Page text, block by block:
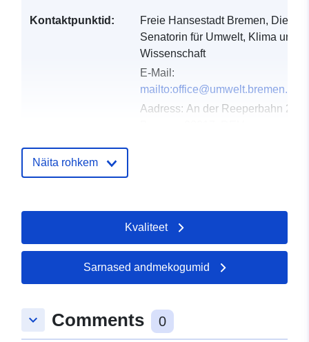
Kontaktpunktid:
Freie Hansestadt Bremen, Die
Senatorin für Umwelt, Klima und
Wissenschaft
E-Mail:
mailto:office@umwelt.bremen.de
Aadress: An der Reeperbahn 2,
Kataloogi kirje:
Ajakohastatud veebisaidil
02 August 2026
Geograafiline
ulatus:
Koordinaadid:
53.59822 ], [ 8.990931,
53.009933 ], [ 8.484333,
53.009933 ], [ 8.484333,
Näita rohkem
Kvaliteet
Sarnased andmekogumid
keyboard_arrow_down Comments 0